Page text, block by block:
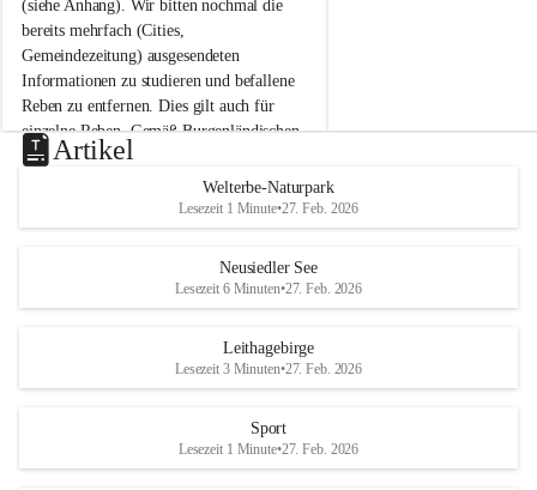
n
n
a
m
N
e
u
s
d
S
(siehe Anhang). Wir bitten nochmal die
bereits mehrfach (Cities,
Gemeindezeitung) ausgesendeten
Informationen zu studieren und befallene
Reben zu entfernen. Dies gilt auch für
einzelne Reben. Gemäß Burgenländischen
Weinbaugesetz sind nicht gepflegte oder
unzulässige Weingärten zu roden! Bitte
helfen wir zusammen um unsere Winzer
vor den prognostizierten Ernteausfällen
und den daraus folgenden wirtschaftlichen
Maßnahmen zur Bekämpfung
Rebe und der Amerikanischen
u
e
d
r
S
Artikel
Welterbe-Naturpark
Lesezeit 1 Minute•27. Feb. 2026
Neusiedler See
Lesezeit 6 Minuten•27. Feb. 2026
Leithagebirge
Lesezeit 3 Minuten•27. Feb. 2026
Sport
Lesezeit 1 Minute•27. Feb. 2026